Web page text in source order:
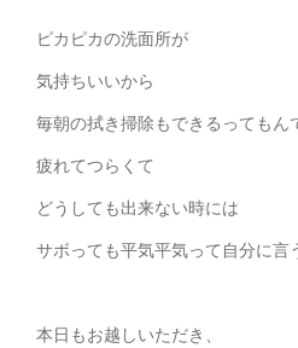
ピカピカの洗面所が
気持ちいいから
毎朝の拭き掃除もできるってもん
疲れてつらくて
どうしても出来ない時には
サボっても平気平気って自分に言
本日もお越しいただき、